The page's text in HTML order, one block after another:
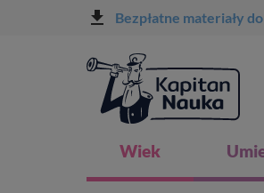
file_download Bezpłatne materiały
Wiek